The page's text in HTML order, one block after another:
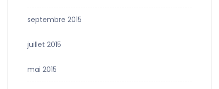
septembre 2015
juillet 2015
mai 2015